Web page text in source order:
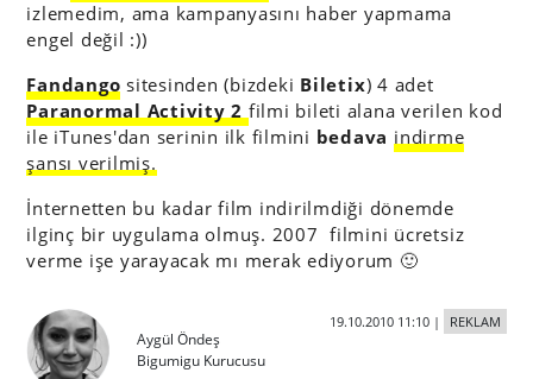
izlemedim, ama kampanyasını haber yapmama
engel değil :))
Fandango sitesinden (bizdeki Biletix) 4 adet
Paranormal Activity 2 filmi bileti alana verilen kod
ile iTunes'dan serinin ilk filmini bedava indirme
şansı verilmiş.
İnternetten bu kadar film indirilmdiği dönemde
ilginç bir uygulama olmuş. 2007 filmini ücretsiz
verme işe yarayacak mı merak ediyorum 🙂
Aygül Öndeş
Bigumigu Kurucusu
19.10.2010 11:10| REKLAM